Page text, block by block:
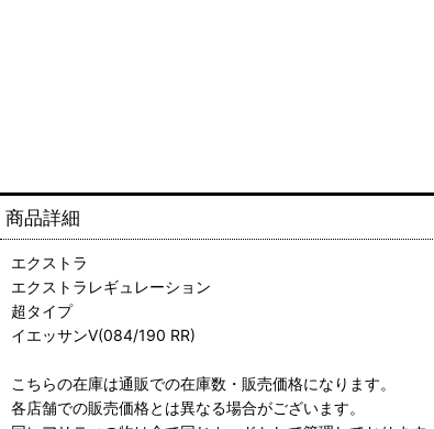
商品詳細
エクストラ
エクストラレギュレーション
超タイプ
イエッサンV(084/190 RR)
こちらの在庫は通販での在庫数・販売価格になります。
各店舗での販売価格とは異なる場合がございます。